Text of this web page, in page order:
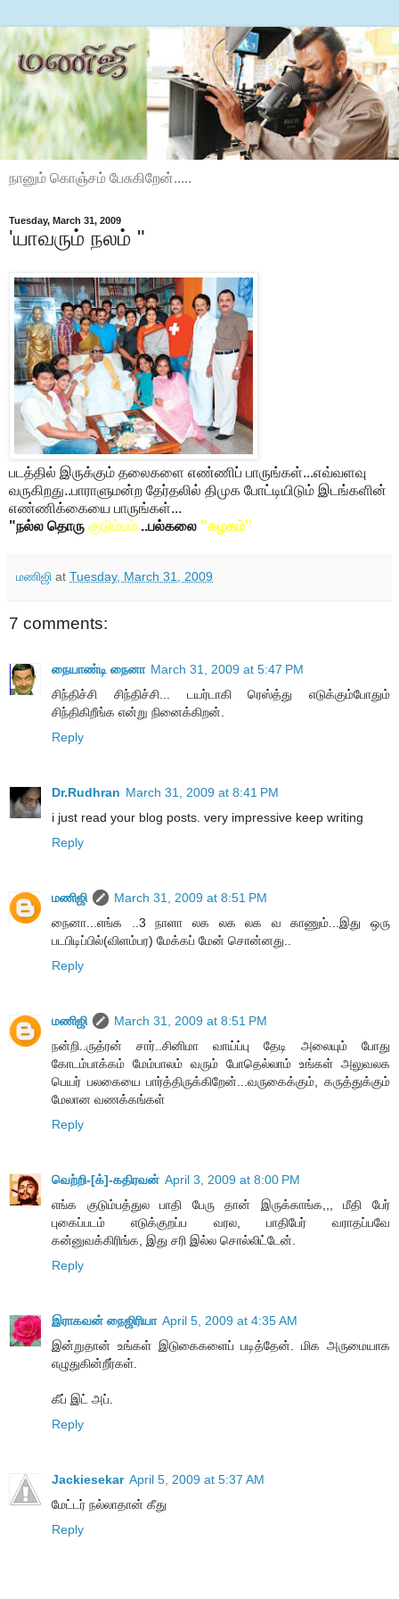
நானும் கொஞ்சம் பேசுகிறேன்.....
Tuesday, March 31, 2009
'யாவரும் நலம் "
படத்தில் இருக்கும் தலைகளை எண்ணிப் பாருங்கள்...எவ்வளவு
வருகிறது..பாராளுமன்ற தேர்தலில் திமுக போட்டியிடும் இடங்களின்
எண்ணிக்கையை பாருங்கள்...
"நல்ல தொரு குடும்பம்...பல்கலை "கழகம்"
மணிஜி at Tuesday, March 31, 2009
7 comments:
நையாண்டி நைனா March 31, 2009 at 5:47 PM
சிந்திச்சி சிந்திச்சி... டயர்டாகி ரெஸ்த்து எடுக்கும்போதும்
சிந்திகிறீங்க என்று நினைக்கிறன்.
Reply
Dr.Rudhran March 31, 2009 at 8:41 PM
i just read your blog posts. very impressive keep writing
Reply
மணிஜி
March 31, 2009 at 8:51 PM
நைனா...எங்க ..3 நாளா லக லக லக வ காணும்...இது ஒரு
படபிடிப்பில்(விளம்பர) மேக்கப் மேன் சொன்னது..
Reply
மணிஜி
March 31, 2009 at 8:51 PM
நன்றி..ருத்ரன் சார்..சினிமா வாய்ப்பு தேடி அலையும் போது
கோடம்பாக்கம் மேம்பாலம் வரும் போதெல்லாம் உங்கள் அலுவலக
பெயர் பலகையை பார்த்திருக்கிறேன்...வருகைக்கும், கருத்துக்கும்
மேலான வணக்கங்கள்
Reply
வெற்றி-[க்]-கதிரவன் April 3, 2009 at 8:00 PM
எங்க குடும்பத்துல பாதி பேரு தான் இருக்காங்க,,, மீதி பேர்
புகைப்படம் எடுக்குறப்ப வரல, பாதிபேர் வராதப்பவே
கன்னுவக்கிரிங்க, இது சரி இல்ல சொல்லிட்டேன்.
Reply
இராகவன் நைஜிரியா April 5, 2009 at 4:35 AM
இன்றுதான் உங்கள் இடுகைகளைப் படித்தேன். மிக அருமையாக
எழுதுகின்றீர்கள்.
கீப் இட் அப்.
Reply
Jackiesekar April 5, 2009 at 5:37 AM
மேட்டர் நல்லாதான் கீது
Reply